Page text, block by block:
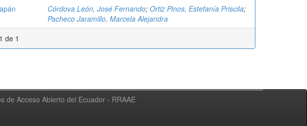
Córdova León, José Fernando; Ortiz Pinos, Estefanía Priscila;
Pacheco Jaramillo, Marcela Alejandra
de 1
de Acceso Abierto del Ecuador - RRAAE